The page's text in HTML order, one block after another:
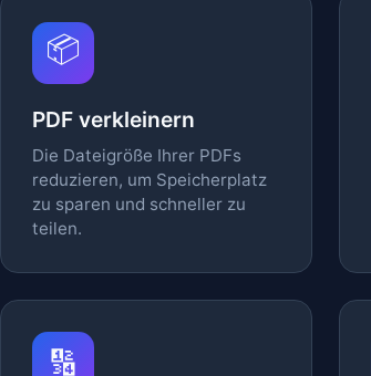
📦
PDF verkleinern
Die Dateigröße Ihrer PDFs
reduzieren, um Speicherplatz
zu sparen und schneller zu
teilen.
🔢